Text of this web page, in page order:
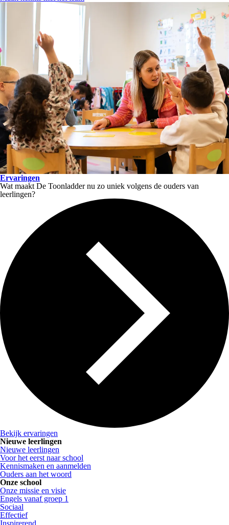
Ervaringen
Wat maakt De Toonladder nu zo uniek volgens de ouders van
leerlingen?
Bekijk ervaringen
Nieuwe leerlingen
Nieuwe leerlingen
Voor het eerst naar school
Kennismaken en aanmelden
Ouders aan het woord
Onze school
Onze missie en visie
Engels vanaf groep 1
Sociaal
Effectief